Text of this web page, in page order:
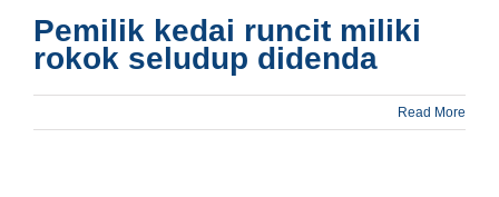
Pemilik kedai runcit miliki
rokok seludup didenda
Read More